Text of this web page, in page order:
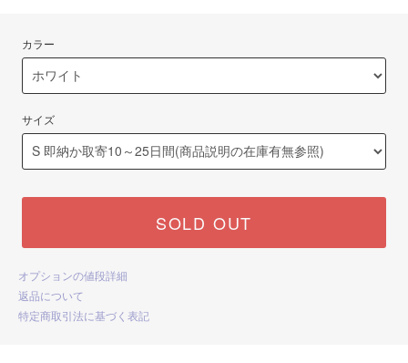
カラー
サイズ
SOLD OUT
オプションの値段詳細
返品について
特定商取引法に基づく表記